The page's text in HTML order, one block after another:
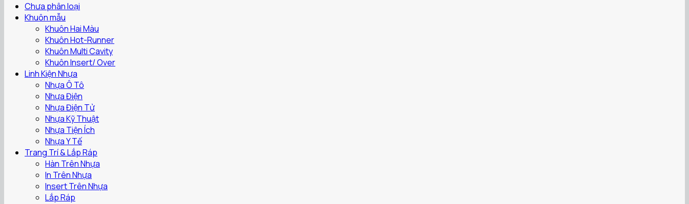
Chưa phân loại
Khuôn mẫu
Khuôn Hai Màu
Khuôn Hot-Runner
Khuôn Multi Cavity
Khuôn Insert/ Over
Linh Kiện Nhựa
Nhựa Ô Tô
Nhựa Điện
Nhựa Điện Tử
Nhựa Kỹ Thuật
Nhựa Tiện Ích
Nhựa Y Tế
Trang Trí & Lắp Ráp
Hàn Trên Nhựa
In Trên Nhựa
Insert Trên Nhựa
Lắp Ráp